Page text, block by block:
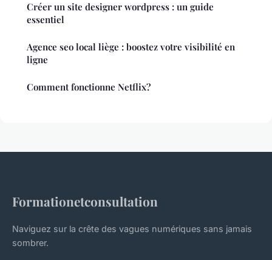
Créer un site designer wordpress : un guide
essentiel
Agence seo local liège : boostez votre visibilité en
ligne
Comment fonctionne Netflix?
Formationetconsultation
Naviguez sur la crête des vagues numériques sans jamais
sombrer.